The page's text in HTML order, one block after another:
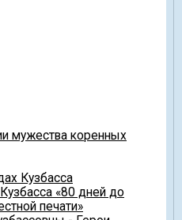
мужества коренных
Кузбасса
«80 дней до
печати»